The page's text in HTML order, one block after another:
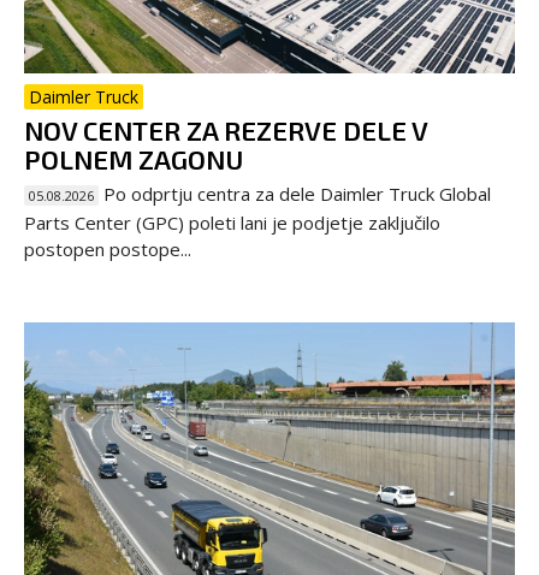
Daimler Truck
NOV CENTER ZA REZERVE DELE V
POLNEM ZAGONU
05.08.2026 Po odprtju centra za dele Daimler Truck Global
Parts Center (GPC) poleti lani je podjetje zaključilo
postopen postope...